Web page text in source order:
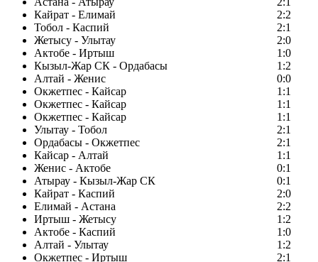
Кайрат - Елимай
2:2
Тобол - Каспий
2:1
Жетысу - Улытау
2:0
Актобе - Иртыш
1:0
Кызыл-Жар СК - Ордабасы
1:2
Алтай - Женис
0:0
Окжетпес - Кайсар
1:1
Окжетпес - Кайсар
1:1
Окжетпес - Кайсар
1:1
Улытау - Тобол
2:1
Ордабасы - Окжетпес
2:1
Кайсар - Алтай
1:1
Женис - Актобе
0:1
Атырау - Кызыл-Жар СК
0:1
Кайрат - Каспий
2:0
Елимай - Астана
2:2
Иртыш - Жетысу
1:2
Актобе - Каспий
1:0
Алтай - Улытау
1:2
Окжетпес - Иртыш
2:1